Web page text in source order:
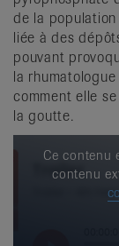
de la
liée à des
pouvant
la
comment elle
la goutte.
Ce contenu
contenu